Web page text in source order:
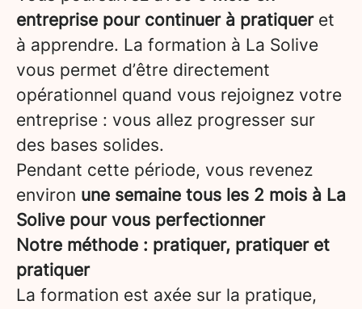
entreprise pour continuer à pratiqueret
à apprendre. La formation à La Solive
vous permet d’être directement
opérationnel quand vous rejoignez votre
entreprise : vous allez progresser sur
des bases solides.
Pendant cette période, vous revenez
environ une semaine tous les 2 mois à La
Solive pour vous perfectionner
Notre méthode : pratiquer, pratiquer et
pratiquer
La formation est axée sur la pratique,